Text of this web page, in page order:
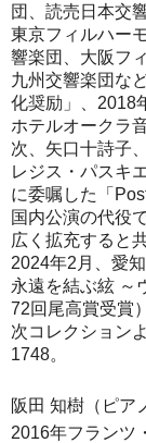
団、読売日本交
東京フィルハー
響楽団、大阪フ
九州交響楽団な
化奨励」、2018
ホテルオークラ
次、矢口十詩子
レジス・パスキ
に委嘱した「
国内公演の代役
広く拡充すると
2024年2月、愛
永遠を結ぶ絃 ～
72回尾高賞受賞
次コレクション
1748。
阪田 知樹（ピ
2016年フランツ